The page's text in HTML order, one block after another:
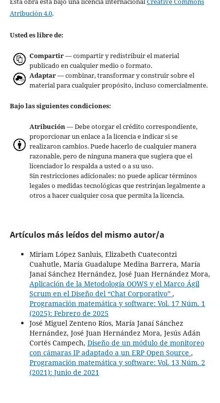
Atribución 4.0.
Usted es libre de:
Compartir— compartir y redistribuir el material
publicado en cualquier medio o formato.
Adaptar— combinar, transformar y construir sobre el
material para cualquier propósito, incluso comercialmente.
Bajo las siguientes condiciones:
Atribución— Debe otorgar el crédito correspondiente,
proporcionar un enlace a la licencia e indicar si se
realizaron cambios. Puede hacerlo de cualquier manera
razonable, pero de ninguna manera que sugiera que el
licenciador lo respalda a usted o a su uso.
Sin restricciones adicionales: no puede aplicar términos
legales o medidas tecnológicas que restrinjan legalmente a
otros a hacer cualquier cosa que permita la licencia.
Artículos más leídos del mismo autor/a
Miriam López Sanluis, Elizabeth Cuatecontzi
Cuahutle, María Guadalupe Medina Barrera, María
Janaí Sánchez Hernández, José Juan Hernández Mora,
Aplicación de la Metodología OOWS y el Marco Ágil
Scrum en el Diseño del “Chat Corporativo” ,
Programación matemática y software: Vol. 17 Núm. 1
(2025): Febrero de 2025
José Miguel Zenteno Ríos, María Janaí Sánchez
Hernández, José Juan Hernández Mora, Jesús Adán
Cortés Campech, Diseño de un módulo de monitoreo
con cámaras IP adaptado a un ERP Open Source ,
Programación matemática y software: Vol. 13 Núm. 2
(2021): Junio de 2021